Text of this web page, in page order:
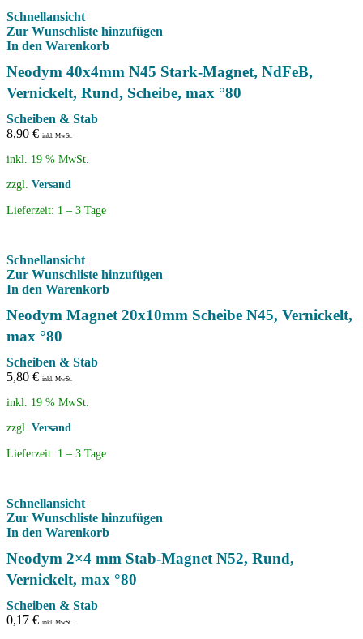
Schnellansicht
Zur Wunschliste hinzufügen
In den Warenkorb
Neodym 40x4mm N45 Stark-Magnet, NdFeB,
Vernickelt, Rund, Scheibe, max °80
Scheiben & Stab
8,90 € inkl. MwSt.
inkl. 19 % MwSt.
zzgl. Versand
Lieferzeit: 1 – 3 Tage
Schnellansicht
Zur Wunschliste hinzufügen
In den Warenkorb
Neodym Magnet 20x10mm Scheibe N45, Vernickelt,
max °80
Scheiben & Stab
5,80 € inkl. MwSt.
inkl. 19 % MwSt.
zzgl. Versand
Lieferzeit: 1 – 3 Tage
Schnellansicht
Zur Wunschliste hinzufügen
In den Warenkorb
Neodym 2×4 mm Stab-Magnet N52, Rund,
Vernickelt, max °80
Scheiben & Stab
0,17 € inkl. MwSt.